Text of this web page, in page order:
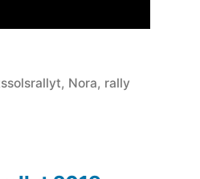
, Nora, rally